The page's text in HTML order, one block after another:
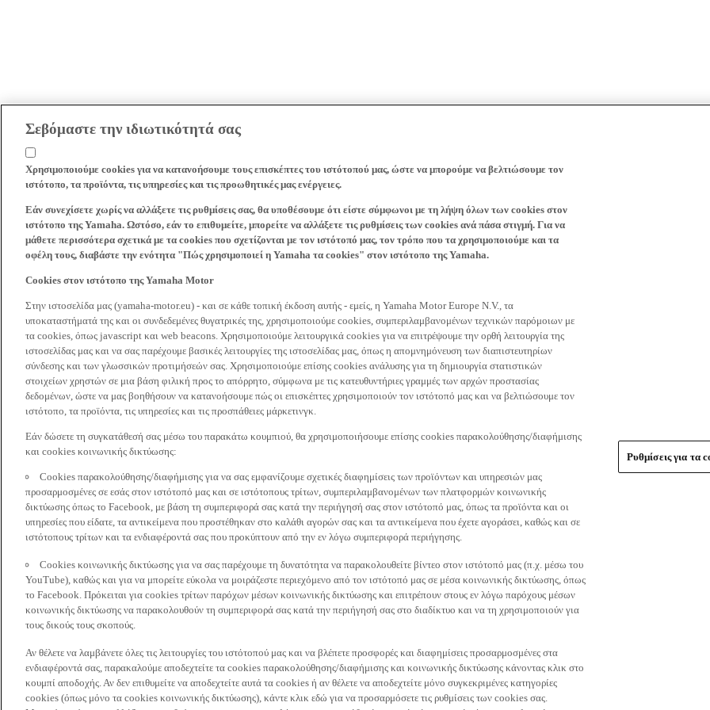
Σεβόμαστε την ιδιωτικότητά σας
Χρησιμοποιούμε cookies για να κατανοήσουμε τους επισκέπτες του ιστότοπού μας, ώστε να μπορούμε να βελτιώσουμε τον
ιστότοπο, τα προϊόντα, τις υπηρεσίες και τις προωθητικές μας ενέργειες.
Εάν συνεχίσετε χωρίς να αλλάξετε τις ρυθμίσεις σας, θα υποθέσουμε ότι είστε σύμφωνοι με τη λήψη όλων των cookies στον
ιστότοπο της Yamaha. Ωστόσο, εάν το επιθυμείτε, μπορείτε να αλλάξετε τις ρυθμίσεις των cookies ανά πάσα στιγμή. Για να
μάθετε περισσότερα σχετικά με τα cookies που σχετίζονται με τον ιστότοπό μας, τον τρόπο που τα χρησιμοποιούμε και τα
οφέλη τους, διαβάστε την ενότητα "Πώς χρησιμοποιεί η Yamaha τα cookies" στον ιστότοπο της Yamaha.
Cookies στον ιστότοπο της Yamaha Motor
Στην ιστοσελίδα μας (yamaha-motor.eu) - και σε κάθε τοπική έκδοση αυτής - εμείς, η Yamaha Motor Europe N.V., τα
υποκαταστήματά της και οι συνδεδεμένες θυγατρικές της, χρησιμοποιούμε cookies, συμπεριλαμβανομένων τεχνικών παρόμοιων με
τα cookies, όπως javascript και web beacons. Χρησιμοποιούμε λειτουργικά cookies για να επιτρέψουμε την ορθή λειτουργία της
ιστοσελίδας μας και να σας παρέχουμε βασικές λειτουργίες της ιστοσελίδας μας, όπως η απομνημόνευση των διαπιστευτηρίων
σύνδεσης και των γλωσσικών προτιμήσεών σας. Χρησιμοποιούμε επίσης cookies ανάλυσης για τη δημιουργία στατιστικών
στοιχείων χρηστών σε μια βάση φιλική προς το απόρρητο, σύμφωνα με τις κατευθυντήριες γραμμές των αρχών προστασίας
δεδομένων, ώστε να μας βοηθήσουν να κατανοήσουμε πώς οι επισκέπτες χρησιμοποιούν τον ιστότοπό μας και να βελτιώσουμε τον
ιστότοπο, τα προϊόντα, τις υπηρεσίες και τις προσπάθειες μάρκετινγκ.
Εάν δώσετε τη συγκατάθεσή σας μέσω του παρακάτω κουμπιού, θα χρησιμοποιήσουμε επίσης cookies παρακολούθησης/διαφήμισης
και cookies κοινωνικής δικτύωσης:
Cookies παρακολούθησης/διαφήμισης για να σας εμφανίζουμε σχετικές διαφημίσεις των προϊόντων και υπηρεσιών μας
προσαρμοσμένες σε εσάς στον ιστότοπό μας και σε ιστότοπους τρίτων, συμπεριλαμβανομένων των πλατφορμών κοινωνικής
δικτύωσης όπως το Facebook, με βάση τη συμπεριφορά σας κατά την περιήγησή σας στον ιστότοπό μας, όπως τα προϊόντα και οι
υπηρεσίες που είδατε, τα αντικείμενα που προστέθηκαν στο καλάθι αγορών σας και τα αντικείμενα που έχετε αγοράσει, καθώς και σε
ιστότοπους τρίτων και τα ενδιαφέροντά σας που προκύπτουν από την εν λόγω συμπεριφορά περιήγησης.
Cookies κοινωνικής δικτύωσης για να σας παρέχουμε τη δυνατότητα να παρακολουθείτε βίντεο στον ιστότοπό μας (π.χ. μέσω του
YouTube), καθώς και για να μπορείτε εύκολα να μοιράζεστε περιεχόμενο από τον ιστότοπό μας σε μέσα κοινωνικής δικτύωσης, όπως
το Facebook. Πρόκειται για cookies τρίτων παρόχων μέσων κοινωνικής δικτύωσης και επιτρέπουν στους εν λόγω παρόχους μέσων
κοινωνικής δικτύωσης να παρακολουθούν τη συμπεριφορά σας κατά την περιήγησή σας στο διαδίκτυο και να τη χρησιμοποιούν για
τους δικούς τους σκοπούς.
Αν θέλετε να λαμβάνετε όλες τις λειτουργίες του ιστότοπού μας και να βλέπετε προσφορές και διαφημίσεις προσαρμοσμένες στα
ενδιαφέροντά σας, παρακαλούμε αποδεχτείτε τα cookies παρακολούθησης/διαφήμισης και κοινωνικής δικτύωσης κάνοντας κλικ στο
κουμπί αποδοχής. Αν δεν επιθυμείτε να αποδεχτείτε αυτά τα cookies ή αν θέλετε να αποδεχτείτε μόνο συγκεκριμένες κατηγορίες
cookies (όπως μόνο τα cookies κοινωνικής δικτύωσης), κάντε κλικ εδώ για να προσαρμόσετε τις ρυθμίσεις των cookies σας.
Ρυθμίσεις για τα